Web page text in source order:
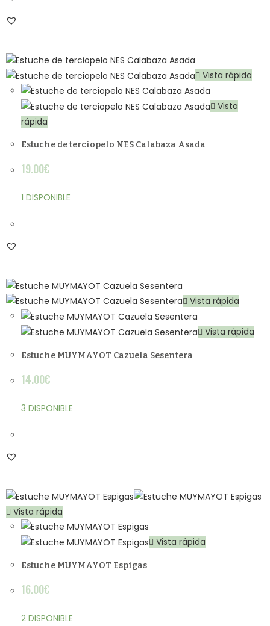
Vista rápida
Vista
rápida
Estuche de terciopelo NES Calabaza Asada
19.00€
1 DISPONIBLE
Vista rápida
Vista rápida
Estuche MUYMAYOT Cazuela Sesentera
14.00€
3 DISPONIBLE
Vista rápida
Vista rápida
Estuche MUYMAYOT Espigas
16.00€
2 DISPONIBLE